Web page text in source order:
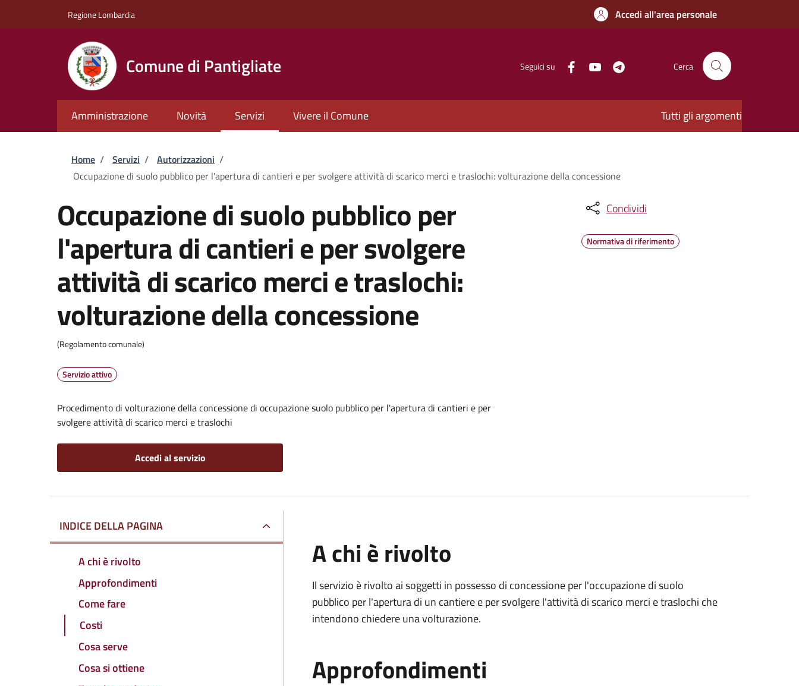
Regione Lombardia Accedi all'area personale
Comune di Pantigliate Seguici su Cerca
Amministrazione Novità Servizi Vivere il Comune Tutti gli argomenti
Briciole di pane
Home / Servizi / Autorizzazioni /
Occupazione di suolo pubblico per l'apertura di cantieri e per svolgere attività di scarico merci e traslochi: volturazione della concessione
Occupazione di suolo pubblico per
l'apertura di cantieri e per svolgere
attività di scarico merci e traslochi:
volturazione della concessione
(Regolamento comunale)
Servizio attivo
Procedimento di volturazione della concessione di occupazione suolo pubblico per l'apertura di cantieri e per
svolgere attività di scarico merci e traslochi
Accedi al servizio
Condividi
Normativa di riferimento
INDICE DELLA PAGINA
A chi è rivolto
Approfondimenti
Come fare
Costi
Cosa serve
Cosa si ottiene
A chi è rivolto
Il servizio è rivolto ai soggetti in possesso di concessione per l'occupazione di suolo
pubblico per l'apertura di un cantiere e per svolgere l'attività di scarico merci e traslochi che
intendono chiedere una volturazione.
Approfondimenti